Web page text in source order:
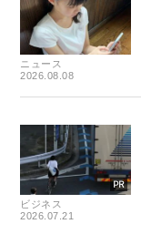
ニュース
2026.08.08
ビジネス
2026.07.21